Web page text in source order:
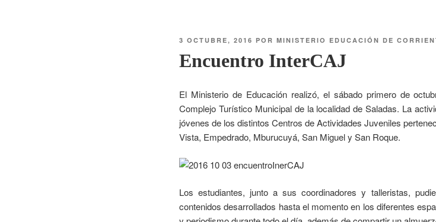
3 OCTUBRE, 2016 POR MINISTERIO EDUCACIÓN DE
Encuentro InterCAJ
El Ministerio de Educación realizó, el sábado primero de
Complejo Turístico Municipal de la localidad de Saladas. La
jóvenes de los distintos Centros de Actividades Juveniles
Vista, Empedrado, Mburucuyá, San Miguel y San Roque.
Los estudiantes, junto a sus coordinadores y talleristas,
contenidos desarrollados hasta el momento en los diferentes